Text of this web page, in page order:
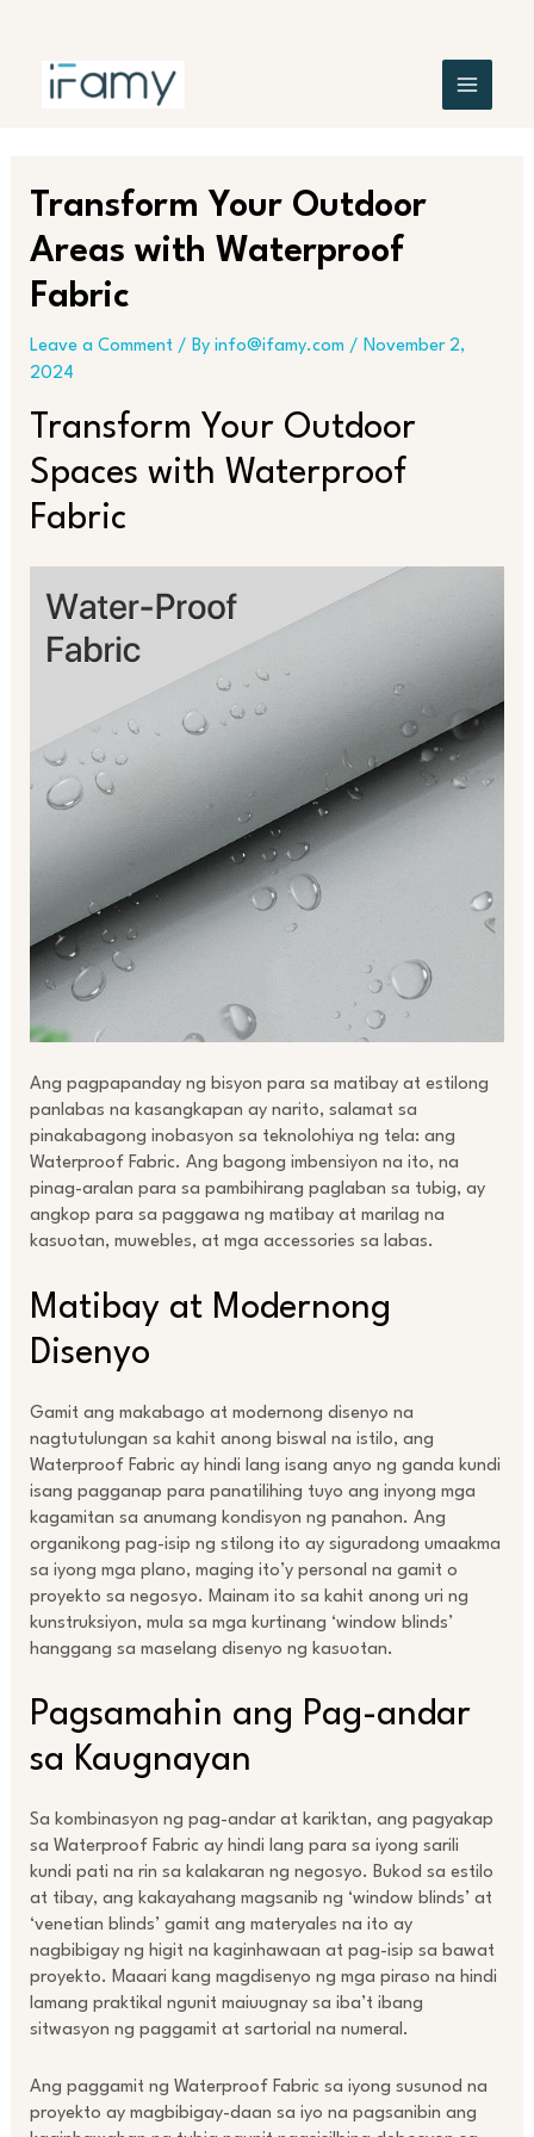
content
MENU
Transform Your Outdoor
Areas with Waterproof
Fabric
Leave a Comment / By info@ifamy.com / November 2,
2024
Transform Your Outdoor
Spaces with Waterproof
Fabric
Ang pagpapanday ng bisyon para sa matibay at estilong
panlabas na kasangkapan ay narito, salamat sa
pinakabagong inobasyon sa teknolohiya ng tela: ang
Waterproof Fabric. Ang bagong imbensiyon na ito, na
pinag-aralan para sa pambihirang paglaban sa tubig, ay
angkop para sa paggawa ng matibay at marilag na
kasuotan, muwebles, at mga accessories sa labas.
Matibay at Modernong
Disenyo
Gamit ang makabago at modernong disenyo na
nagtutulungan sa kahit anong biswal na istilo, ang
Waterproof Fabric ay hindi lang isang anyo ng ganda kundi
isang pagganap para panatilihing tuyo ang inyong mga
kagamitan sa anumang kondisyon ng panahon. Ang
organikong pag-isip ng stilong ito ay siguradong umaakma
sa iyong mga plano, maging ito’y personal na gamit o
proyekto sa negosyo. Mainam ito sa kahit anong uri ng
kunstruksiyon, mula sa mga kurtinang ‘window blinds’
hanggang sa maselang disenyo ng kasuotan.
Pagsamahin ang Pag-andar
sa Kaugnayan
Sa kombinasyon ng pag-andar at kariktan, ang pagyakap
sa Waterproof Fabric ay hindi lang para sa iyong sarili
kundi pati na rin sa kalakaran ng negosyo. Bukod sa estilo
at tibay, ang kakayahang magsanib ng ‘window blinds’ at
‘venetian blinds’ gamit ang materyales na ito ay
nagbibigay ng higit na kaginhawaan at pag-isip sa bawat
proyekto. Maaari kang magdisenyo ng mga piraso na hindi
lamang praktikal ngunit maiuugnay sa iba’t ibang
sitwasyon ng paggamit at sartorial na numeral.
Ang paggamit ng Waterproof Fabric sa iyong susunod na
proyekto ay magbibigay-daan sa iyo na pagsanibin ang